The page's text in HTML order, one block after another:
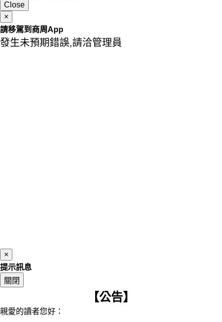
Close
×
請移駕到商周App
發生未預期錯誤,請洽管理員
×
提示訊息
關閉
【公告】
親愛的讀者您好：